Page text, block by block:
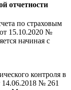
отчетности
по страховым
15.10.2020 №
начиная с
контроля в
№ 261